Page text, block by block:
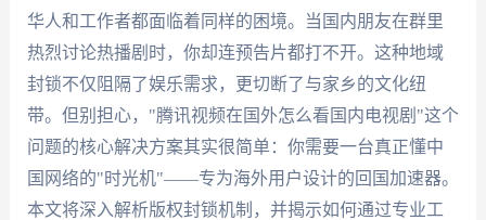
华人和工作者都面临着同样的困境。当国内朋友在群里
热烈讨论热播剧时，你却连预告片都打不开。这种地域
封锁不仅阻隔了娱乐需求，更切断了与家乡的文化纽
带。但别担心，"腾讯视频在国外怎么看国内电视剧"这个
问题的核心解决方案其实很简单：你需要一台真正懂中
国网络的"时光机"——专为海外用户设计的回国加速器。
本文将深入解析版权封锁机制，并揭示如何通过专业工